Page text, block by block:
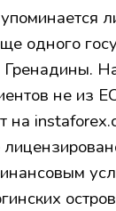
одного
Гренадины.
не из
на